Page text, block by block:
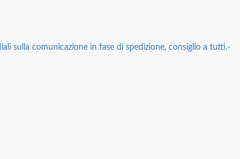
sulla comunicazione in fase di spedizione, consiglio a tutti.-